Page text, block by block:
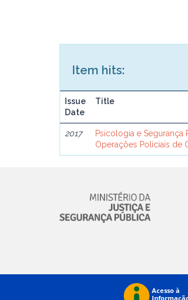
Item hits:
Issue
Date
Title
2017
Psicologia e
Operações Policiais de